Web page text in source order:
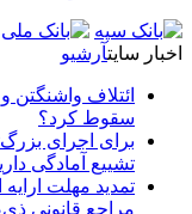
اخبار سایتآرشیو
ائتلاف واشنگتن
سقوط کرد؟
برای اجرای
تشییع آمادگی
تمدید مهلت ارایه
مراجع قانونی